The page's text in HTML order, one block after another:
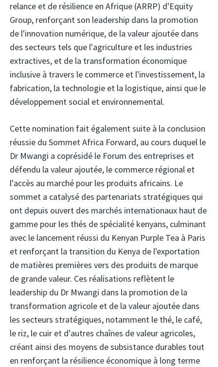
relance et de résilience en Afrique (ARRP) d'Equity
Group, renforçant son leadership dans la promotion
de l'innovation numérique, de la valeur ajoutée dans
des secteurs tels que l'agriculture et les industries
extractives, et de la transformation économique
inclusive à travers le commerce et l'investissement, la
fabrication, la technologie et la logistique, ainsi que le
développement social et environnemental.
Cette nomination fait également suite à la conclusion
réussie du Sommet Africa Forward, au cours duquel le
Dr Mwangi a coprésidé le Forum des entreprises et
défendu la valeur ajoutée, le commerce régional et
l'accès au marché pour les produits africains. Le
sommet a catalysé des partenariats stratégiques qui
ont depuis ouvert des marchés internationaux haut de
gamme pour les thés de spécialité kenyans, culminant
avec le lancement réussi du Kenyan Purple Tea à Paris
et renforçant la transition du Kenya de l'exportation
de matières premières vers des produits de marque
de grande valeur. Ces réalisations reflètent le
leadership du Dr Mwangi dans la promotion de la
transformation agricole et de la valeur ajoutée dans
les secteurs stratégiques, notamment le thé, le café,
le riz, le cuir et d'autres chaînes de valeur agricoles,
créant ainsi des moyens de subsistance durables tout
en renforçant la résilience économique à long terme